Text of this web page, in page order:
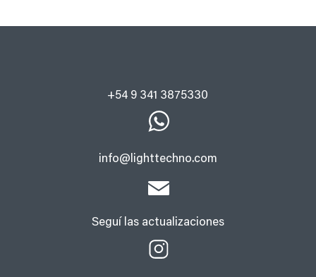
+54 9 341 3875330
info@lighttechno.com
Seguí las actualizaciones